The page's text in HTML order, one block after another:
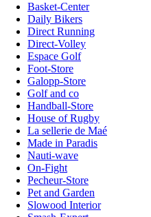
Basket-Center
Daily Bikers
Direct Running
Direct-Volley
Espace Golf
Foot-Store
Galopp-Store
Golf and co
Handball-Store
House of Rugby
La sellerie de Maé
Made in Paradis
Nauti-wave
On-Fight
Pecheur-Store
Pet and Garden
Slowood Interior